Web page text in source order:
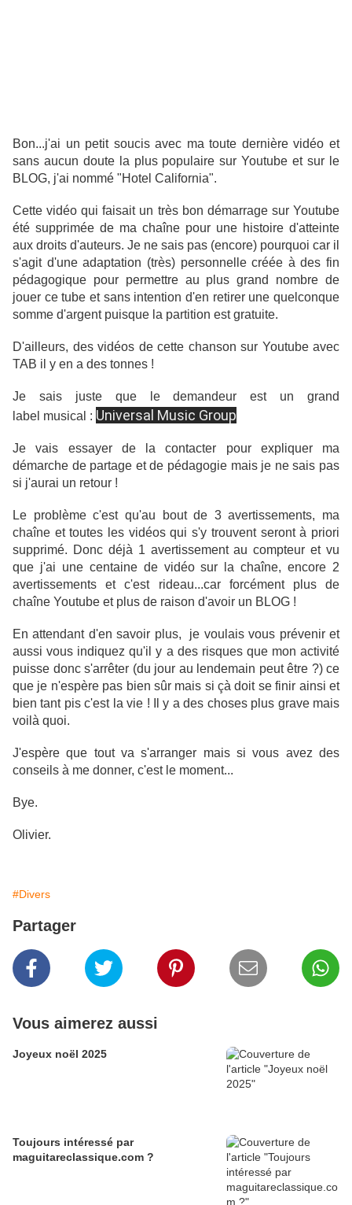
Bon...j'ai un petit soucis avec ma toute dernière vidéo et
sans aucun doute la plus populaire sur Youtube et sur le
BLOG, j'ai nommé "Hotel California".
Cette vidéo qui faisait un très bon démarrage sur Youtube
été supprimée de ma chaîne pour une histoire d'atteinte
aux droits d'auteurs. Je ne sais pas (encore) pourquoi car il
s'agit d'une adaptation (très) personnelle créée à des fin
pédagogique pour permettre au plus grand nombre de
jouer ce tube et sans intention d'en retirer une quelconque
somme d'argent puisque la partition est gratuite.
D'ailleurs, des vidéos de cette chanson sur Youtube avec
TAB il y en a des tonnes !
Je sais juste que le demandeur est un grand
label musical : Universal Music Group
Je vais essayer de la contacter pour expliquer ma
démarche de partage et de pédagogie mais je ne sais pas
si j'aurai un retour !
Le problème c'est qu'au bout de 3 avertissements, ma
chaîne et toutes les vidéos qui s'y trouvent seront à priori
supprimé. Donc déjà 1 avertissement au compteur et vu
que j'ai une centaine de vidéo sur la chaîne, encore 2
avertissements et c'est rideau...car forcément plus de
chaîne Youtube et plus de raison d'avoir un BLOG !
En attendant d'en savoir plus, je voulais vous prévenir et
aussi vous indiquez qu'il y a des risques que mon activité
puisse donc s'arrêter (du jour au lendemain peut être ?) ce
que je n'espère pas bien sûr mais si çà doit se finir ainsi et
bien tant pis c'est la vie ! Il y a des choses plus grave mais
voilà quoi.
J'espère que tout va s'arranger mais si vous avez des
conseils à me donner, c'est le moment...
Bye.
Olivier.
#Divers
Partager
Vous aimerez aussi
Joyeux noël 2025
Toujours intéressé par
maguitareclassique.com ?